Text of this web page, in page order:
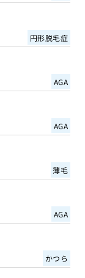
円形脱毛症
AGA
AGA
薄毛
AGA
かつら